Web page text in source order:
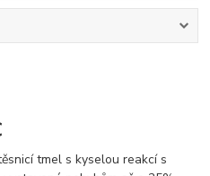
tmel s kyselou reakcí s